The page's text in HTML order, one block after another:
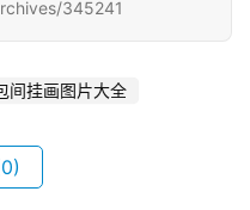
345241
间挂画图片大全